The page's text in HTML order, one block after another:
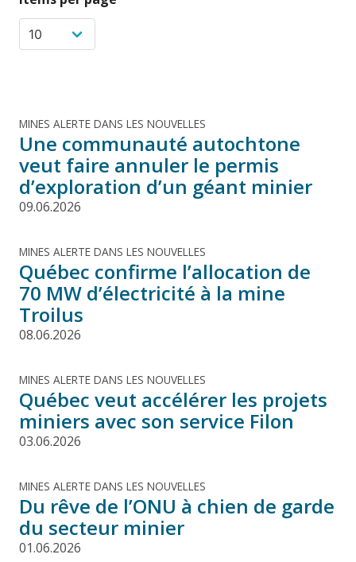
MINES ALERTE DANS LES NOUVELLES
Une communauté autochtone
veut faire annuler le permis
d’exploration d’un géant minier
09.06.2026
MINES ALERTE DANS LES NOUVELLES
Québec confirme l’allocation de
70 MW d’électricité à la mine
Troilus
08.06.2026
MINES ALERTE DANS LES NOUVELLES
Québec veut accélérer les projets
miniers avec son service Filon
03.06.2026
MINES ALERTE DANS LES NOUVELLES
Du rêve de l’ONU à chien de garde
du secteur minier
01.06.2026